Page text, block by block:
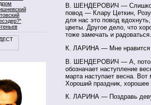
В. ШЕНДЕРОВИЧ — Слишком
повод — Клару Цеткин,
для нас это повод
цветы. Другое дело, что
тоже замечать и радоваться.
К. ЛАРИНА — Мне нравится
В. ШЕНДЕРОВИЧ — А,
обозначает наступление
марта наступает весна. Вот
Хороший праздник, хорошее
К. ЛАРИНА — Поздравь